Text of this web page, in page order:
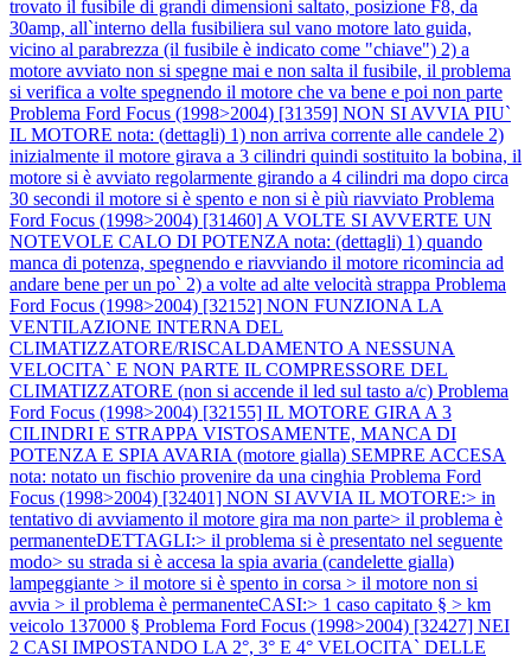
trovato il fusibile di grandi dimensioni saltato, posizione F8, da
30amp, all`interno della fusibiliera sul vano motore lato guida,
vicino al parabrezza (il fusibile è indicato come "chiave") 2) a
motore avviato non si spegne mai e non salta il fusibile, il problema
si verifica a volte spegnendo il motore che va bene e poi non parte
Problema Ford Focus (1998>2004) [31359] NON SI AVVIA PIU`
IL MOTORE nota: (dettagli) 1) non arriva corrente alle candele 2)
inizialmente il motore girava a 3 cilindri quindi sostituito la bobina, il
motore si è avviato regolarmente girando a 4 cilindri ma dopo circa
30 secondi il motore si è spento e non si è più riavviato Problema
Ford Focus (1998>2004) [31460] A VOLTE SI AVVERTE UN
NOTEVOLE CALO DI POTENZA nota: (dettagli) 1) quando
manca di potenza, spegnendo e riavviando il motore ricomincia ad
andare bene per un po` 2) a volte ad alte velocità strappa Problema
Ford Focus (1998>2004) [32152] NON FUNZIONA LA
VENTILAZIONE INTERNA DEL
CLIMATIZZATORE/RISCALDAMENTO A NESSUNA
VELOCITA` E NON PARTE IL COMPRESSORE DEL
CLIMATIZZATORE (non si accende il led sul tasto a/c) Problema
Ford Focus (1998>2004) [32155] IL MOTORE GIRA A 3
CILINDRI E STRAPPA VISTOSAMENTE, MANCA DI
POTENZA E SPIA AVARIA (motore gialla) SEMPRE ACCESA
nota: notato un fischio provenire da una cinghia Problema Ford
Focus (1998>2004) [32401] NON SI AVVIA IL MOTORE:> in
tentativo di avviamento il motore gira ma non parte> il problema è
permanenteDETTAGLI:> il problema si è presentato nel seguente
modo> su strada si è accesa la spia avaria (candelette gialla)
lampeggiante > il motore si è spento in corsa > il motore non si
avvia > il problema è permanenteCASI:> 1 caso capitato § > km
veicolo 137000 § Problema Ford Focus (1998>2004) [32427] NEI
2 CASI IMPOSTANDO LA 2°, 3° E 4° VELOCITA` DELLE